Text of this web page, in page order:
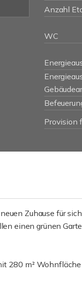
Anzahl
WC
Provision
Zuhause für
einen grünen
280 m²